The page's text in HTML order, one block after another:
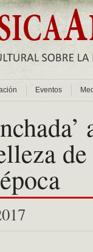
Eventos